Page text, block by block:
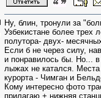
Ну, блин, тронули за
Узбекистане более трех
полутора- двух-
Если б не через силу,
и понравилось бы. Но...
лыжах не катался.
курорта - Чимган и
Кому интересно фото
прилагаю + нижняя